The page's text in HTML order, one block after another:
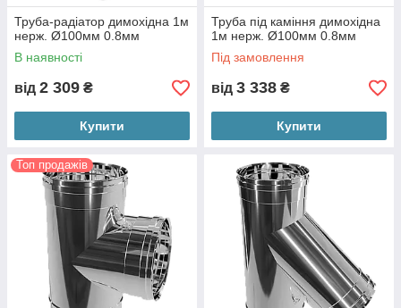
Труба-радіатор димохідна 1м
нерж. Ø100мм 0.8мм
В наявності
від 2 309 ₴
Купити
Труба під каміння димохідна
1м нерж. Ø100мм 0.8мм
Під замовлення
від 3 338 ₴
Купити
Топ продажів